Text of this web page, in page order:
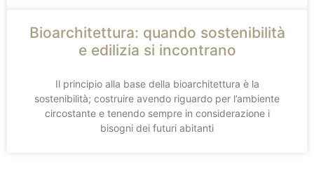
Bioarchitettura: quando sostenibilità
e edilizia si incontrano
Il principio alla base della bioarchitettura è la
sostenibilità; costruire avendo riguardo per l’ambiente
circostante e tenendo sempre in considerazione i
bisogni dei futuri abitanti